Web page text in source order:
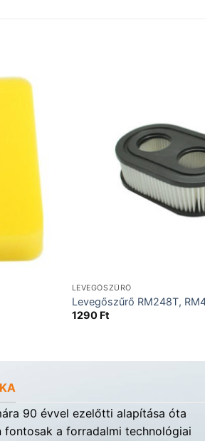
LEVEGŐSZŰRŐ
Levegőszűrő RM248T,
1290 Ft
90 évvel ezelőtti alapítása óta
fontosak a forradalmi technológiai